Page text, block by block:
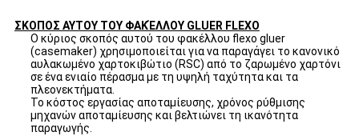
ΣΚΟΠΟΣ ΑΥΤΟΥ ΤΟΥ ΦΑΚΈΛΛΟΥ GLUER FLEXO
Ο κύριος σκοπός αυτού του φακέλλου flexo gluer
(casemaker) χρησιμοποιείται για να παραγάγει το κανονικό
αυλακωμένο χαρτοκιβώτιο (RSC) από το ζαρωμένο χαρτόνι
σε ένα ενιαίο πέρασμα με τη υψηλή ταχύτητα και τα
πλεονεκτήματα.
Το κόστος εργασίας αποταμίευσης, χρόνος ρύθμισης
μηχανών αποταμίευσης και βελτιώνει τη ικανότητα
παραγωγής.